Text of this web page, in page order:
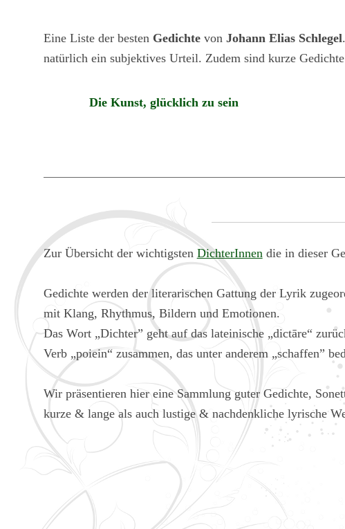
Eine Liste der besten Gedichtevon Johann Elias Schlegel
natürlich ein subjektives Urteil. Zudem sind kurze
Die Kunst, glücklich zu sein
Zur Übersicht der wichtigsten DichterInnendie in dieser
Gedichte werden der literarischen Gattung der Lyrik
mit Klang, Rhythmus, Bildern und Emotionen.
Das Wort „Dichter” geht auf das lateinische „dictāre“
Verb „poiein“ zusammen, das unter anderem „schaffen”
Wir präsentieren hier eine Sammlung guter Gedichte,
kurze & lange als auch lustige & nachdenkliche lyrische